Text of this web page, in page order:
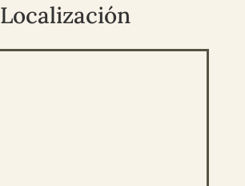
Localización